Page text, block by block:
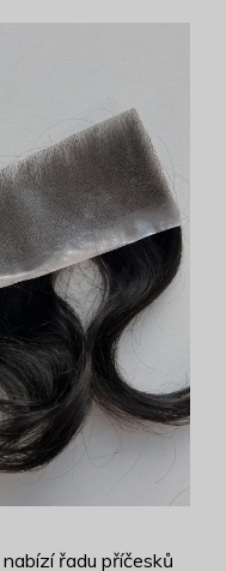
řadu příčesků